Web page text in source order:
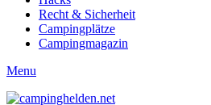
Recht & Sicherheit
Campingplätze
Campingmagazin
Menu